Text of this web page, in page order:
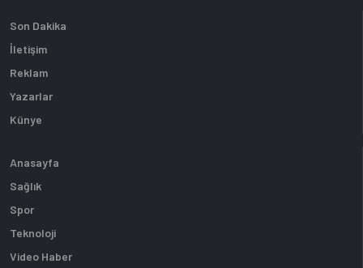
Son Dakika
İletişim
Reklam
Yazarlar
Künye
Anasayfa
Sağlık
Spor
Teknoloji
Video Haber